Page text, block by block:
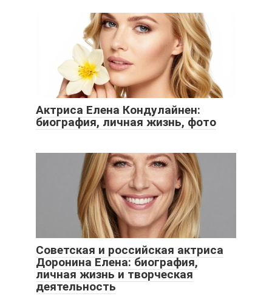
Актриса Елена Кондулайнен:
биография, личная жизнь, фото
Советская и российская актриса
Доронина Елена: биография,
личная жизнь и творческая
деятельность